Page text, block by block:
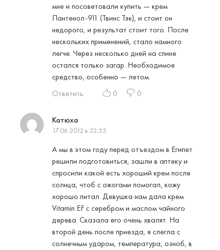
мне и посоветовали купить — крем
Пантенол-911 (Твинс Тэк), и стоит он
недорого, и результат стоит того. После
нескольких применений, стало намного
легче. Через несколько дней на спине
остался только загар. Необходимое
средство, особенно — летом.
Ответить
0 0
Катюха
17.06.2012 в 22:55
А мы в этом году перед отъездом в Египет
решили подготовиться, зашли в аптеку и
спросили какой есть хороший крем после
солнца, чтоб с ожогами помогал, кожу
хорошо питал. Девушка нам дала крем
Vitamin EF с серебром и маслом чайного
дерева. Сказала его очень хвалят. На
второй день после приезда, я слегла с
солнечным ударом, температура, озноб, в